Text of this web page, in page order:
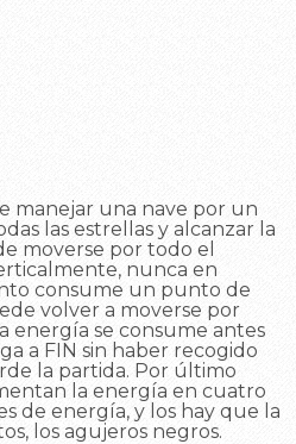
manejar una nave por un
las estrellas y alcanzar la
moverse por todo el
nunca en
consume un punto de
volver a moverse por
energía se consume antes
a FIN sin haber recogido
la partida. Por último
la energía en cuatro
de energía, y los hay que la
los agujeros negros.